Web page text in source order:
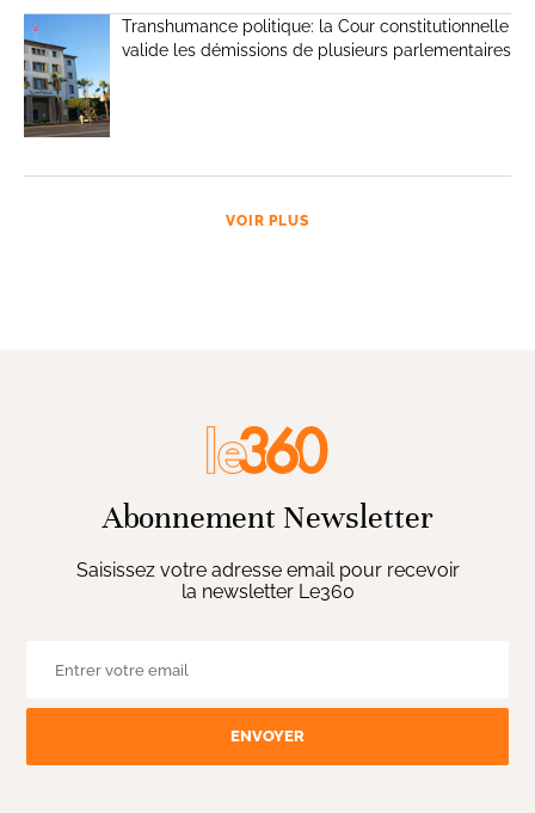
Transhumance politique: la Cour constitutionnelle
valide les démissions de plusieurs parlementaires
VOIR PLUS
Abonnement Newsletter
Saisissez votre adresse email pour recevoir
la newsletter Le360
ENVOYER